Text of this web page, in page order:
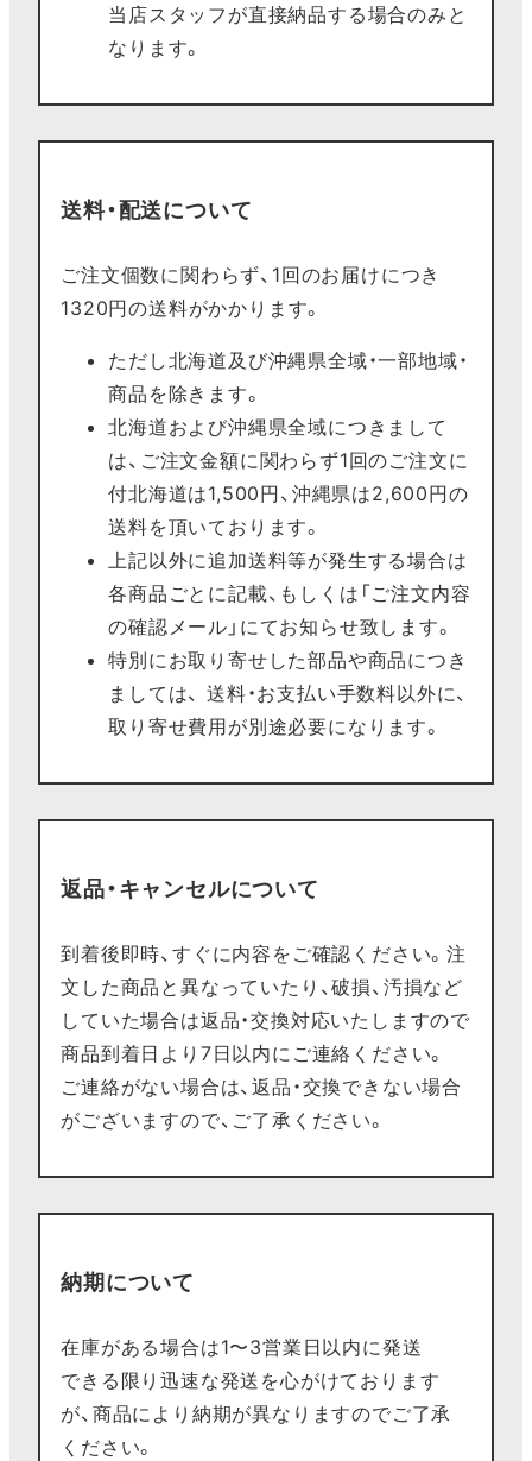
当店スタッフが直接納品する場合のみと
なります。
送料・配送について
ご注文個数に関わらず、1回のお届けにつき
1320円の送料がかかります。
ただし北海道及び沖縄県全域・一部地域・
商品を除きます。
北海道および沖縄県全域につきまして
は、ご注文金額に関わらず1回のご注文に
付北海道は1,500円、沖縄県は2,600円の
送料を頂いております。
上記以外に追加送料等が発生する場合は
各商品ごとに記載、もしくは「ご注文内容
の確認メール」にてお知らせ致します。
特別にお取り寄せした部品や商品につき
ましては、 送料・お支払い手数料以外に、
取り寄せ費用が別途必要になります。
返品・キャンセルについて
到着後即時、すぐに内容をご確認ください。注
文した商品と異なっていたり、破損、汚損など
していた場合は返品・交換対応いたしますので
商品到着日より7日以内にご連絡ください。
ご連絡がない場合は、返品・交換できない場合
がございますので、ご了承ください。
納期について
在庫がある場合は1〜3営業日以内に発送
できる限り迅速な発送を心がけております
が、商品により納期が異なりますのでご了承
ください。